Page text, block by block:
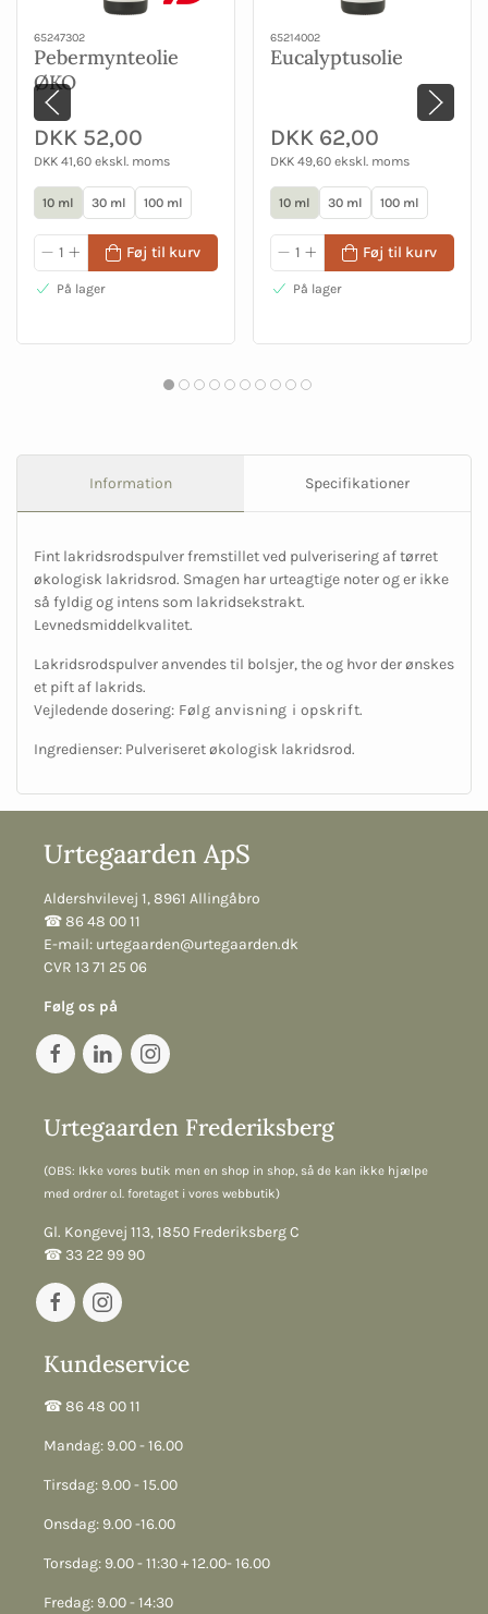
65247302
Pebermynteolie
ØKO
DKK 52,00
DKK 41,60 ekskl. moms
10 ml 30 ml 100 ml
Føj til kurv
På lager
65214002
Eucalyptusolie
DKK 62,00
DKK 49,60 ekskl. moms
10 ml 30 ml 100 ml
Føj til kurv
På lager
Information Specifikationer
Fint lakridsrodspulver fremstillet ved pulverisering af tørret
økologisk lakridsrod. Smagen har urteagtige noter og er ikke
så fyldig og intens som lakridsekstrakt.
Levnedsmiddelkvalitet.
Lakridsrodspulver anvendes til bolsjer, the og hvor der ønskes
et pift af lakrids.
Vejledende dosering: Følg anvisning i opskrift.
Ingredienser: Pulveriseret økologisk lakridsrod.
Urtegaarden ApS
Aldershvilevej 1, 8961 Allingåbro
☎︎ 86 48 00 11
E-mail: urtegaarden@urtegaarden.dk
CVR 13 71 25 06
Følg os på
Urtegaarden Frederiksberg
(OBS: Ikke vores butik men en shop in shop, så de kan ikke hjælpe
med ordrer o.l. foretaget i vores webbutik)
Gl. Kongevej 113, 1850 Frederiksberg C
☎︎ 33 22 99 90
Kundeservice
☎︎ 86 48 00 11
Mandag: 9.00 - 16.00
Tirsdag: 9.00 - 15.00
Onsdag: 9.00 -16.00
Torsdag: 9.00 - 11:30 + 12.00- 16.00
Fredag: 9.00 - 14:30